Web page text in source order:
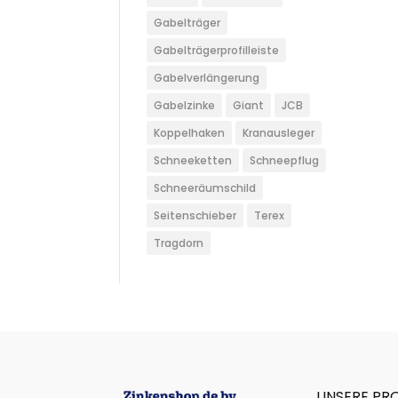
Gabelträger
Gabelträgerprofilleiste
Gabelverlängerung
Gabelzinke
Giant
JCB
Koppelhaken
Kranausleger
Schneeketten
Schneepflug
Schneeräumschild
Seitenschieber
Terex
Tragdorn